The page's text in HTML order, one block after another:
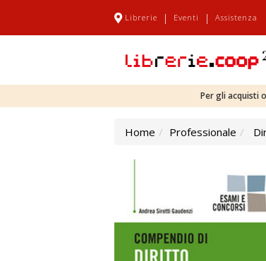
Librerie | Eventi | Assistenza
Per gli acquisti
Home Professionale